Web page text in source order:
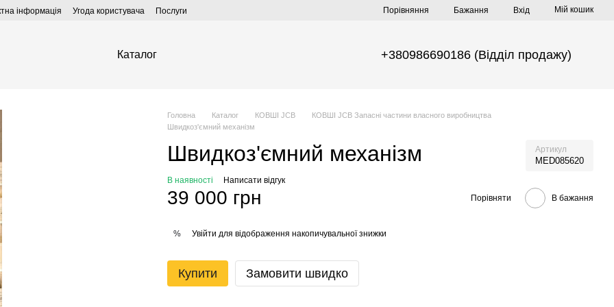
інформація Угода користувача Послуги Порівняння Бажання Вхід Мій кошик
Каталог +380986690186 (Відділ продажу)
Головна Каталог КОВШІ JCB
КОВШІ JCB Запасні частини власного виробництва
Швидкоз'ємний механізм
Швидкоз'ємний механізм Артикул
MED085620
В наявності Написати відгук
39 000 грн Порівняти В бажання
% Увійти для відображення накопичувальної знижки
Купити Замовити швидко